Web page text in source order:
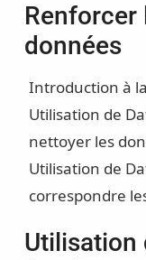
Renforcer
données
Introduction à
Utilisation de
nettoyer les
Utilisation de
correspondre
Utilisation